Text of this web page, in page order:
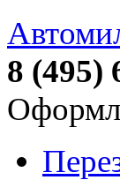
8 (495)